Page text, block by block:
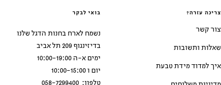
צריכה עזרה?
צור קשר
שאלות ותשובות
איך למדוד מידת טבעת
מדיניות משלוחים
בואי לבקר
נשמח לארח בחנות הדגל שלנו
בדיזינגוף 209 תל אביב
ימים א-ה 10:00-19:00
יום ו 10:00-15:00
טלפון: 058-7299400